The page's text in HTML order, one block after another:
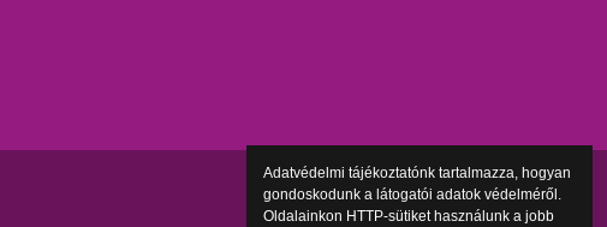
Adatvédelmi tájékoztatónk tartalmazza, hogyan
gondoskodunk a látogatói adatok védelméről.
Oldalainkon HTTP-sütiket használunk a jobb